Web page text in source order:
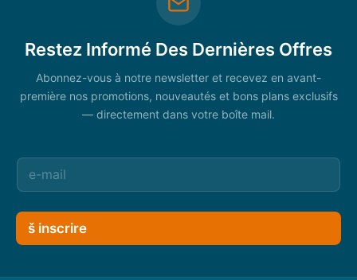
Restez Informé Des Dernières Offres
Abonnez-vous à notre newsletter et recevez en avant-
première nos promotions, nouveautés et bons plans exclusifs
— directement dans votre boîte mail.
š inscrire